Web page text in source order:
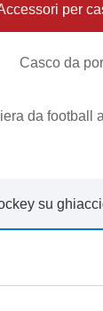
per
Casco da
da football
su